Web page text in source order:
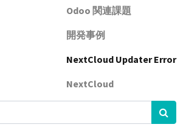
Odoo 関連課題
開発事例
NextCloud Updater Error
NextCloud